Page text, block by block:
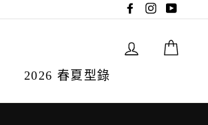
FacebookInstagram
登入
2026 春夏型錄